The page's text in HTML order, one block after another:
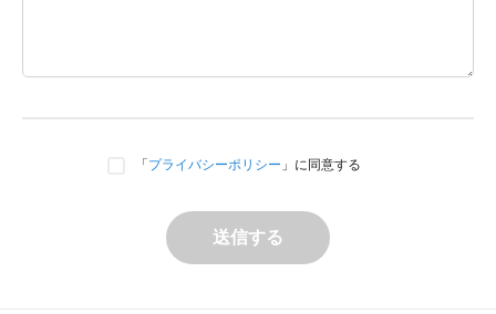
「 プライバシーポリシー 」に同意する
送信する